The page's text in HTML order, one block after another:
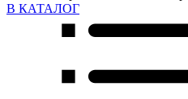
В КАТАЛОГ